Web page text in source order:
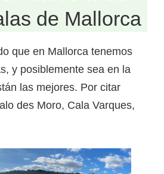
de Mallorca
que en Mallorca tenemos
y posiblemente sea en la
las mejores. Por citar
des Moro, Cala Varques,